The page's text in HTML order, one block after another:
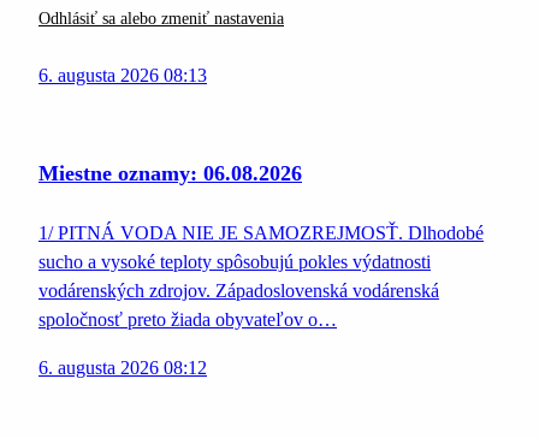
Odhlásiť sa alebo zmeniť nastavenia
6. augusta 2026 08:13
Miestne oznamy: 06.08.2026
1/ PITNÁ VODA NIE JE SAMOZREJMOSŤ. Dlhodobé
sucho a vysoké teploty spôsobujú pokles výdatnosti
vodárenských zdrojov. Západoslovenská vodárenská
spoločnosť preto žiada obyvateľov o…
6. augusta 2026 08:12